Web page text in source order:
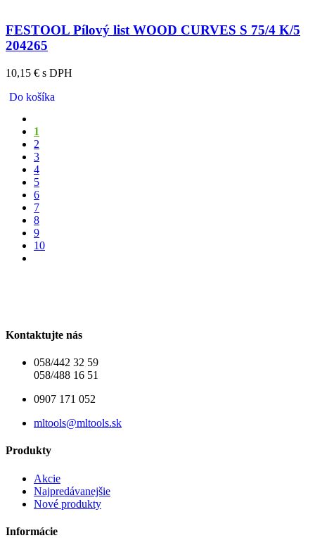
FESTOOL Pílový list WOOD CURVES S 75/4 K/5
204265
10,15 € s DPH
Do košíka
1
2
3
4
5
6
7
8
9
10
Kontaktujte nás
058/442 32 59
058/488 16 51
0907 171 052
mltools@mltools.sk
Produkty
Akcie
Najpredávanejšie
Nové produkty
Informácie